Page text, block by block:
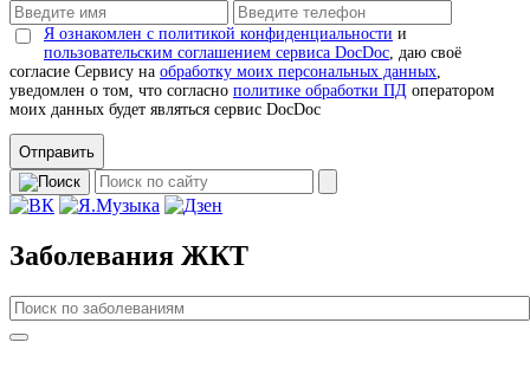
Я ознакомлен с политикой конфиденциальности и
пользовательским соглашением сервиса DocDoc, даю своё
согласие Сервису на обработку моих персональных данных,
уведомлен о том, что согласно политике обработки ПД оператором
моих данных будет являться сервис DocDoc
Отправить
Заболевания ЖКТ